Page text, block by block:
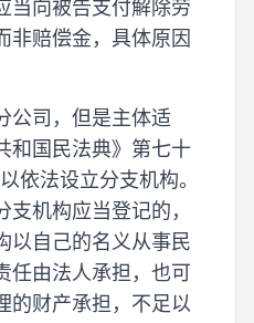
当向被告支付解除劳
非赔偿金，具体原因
公司，但是主体适
和国民法典》第七十
依法设立分支机构。
机构应当登记的，
以自己的名义从事民
任由法人承担，也可
的财产承担，不足以